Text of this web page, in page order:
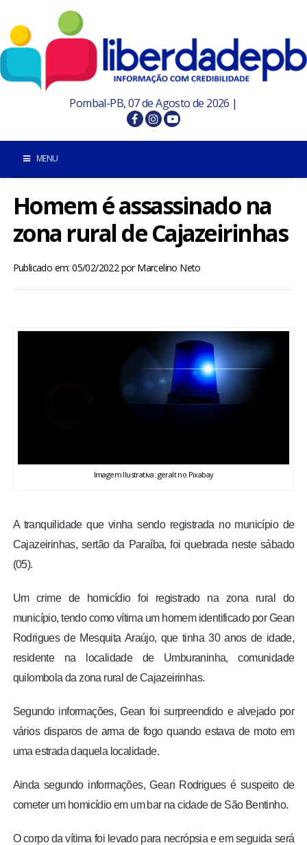
Pombal-PB, 07 de Agosto de 2026 |
MENU
INÍCIO
POMBAL E REGIÃO
PARAÍBA
FOTOS
Homem é assassinado na
zona rural de Cajazeirinhas
Publicado em: 05/02/2022porMarcelino Neto
Imagem Ilustrativa: geralt no Pixabay
A tranquilidade que vinha sendo registrada no município de
Cajazeirinhas, sertão da Paraíba, foi quebrada neste sábado
(05).
Um crime de homicídio foi registrado na zona rural do
município, tendo como vítima um homem identificado por Gean
Rodrigues de Mesquita Araújo, que tinha 30 anos de idade,
residente na localidade de Umburaninha, comunidade
quilombola da zona rural de Cajazeirinhas.
Segundo informações, Gean foi surpreendido e alvejado por
vários disparos de arma de fogo quando estava de moto em
uma estrada daquela localidade.
Ainda segundo informações, Gean Rodrigues é suspeito de
cometer um homicídio em um bar na cidade de São Bentinho.
O corpo da vítima foi levado para necrópsia e em seguida será